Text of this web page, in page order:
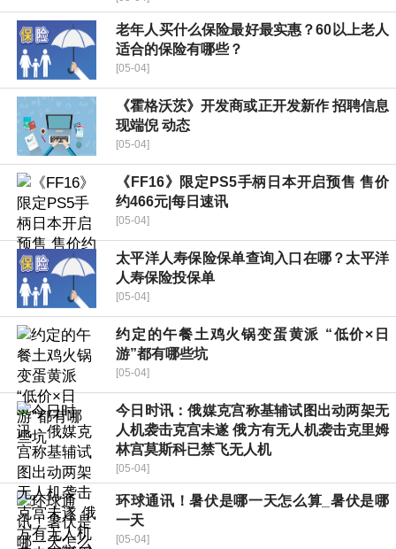
老年人买什么保险最好最实惠？60以上老人
适合的保险有哪些？
[05-04]
《霍格沃茨》开发商或正开发新作 招聘信息
现端倪 动态
[05-04]
《FF16》限定PS5手柄日本开启预售 售价
约466元|每日速讯
[05-04]
太平洋人寿保险保单查询入口在哪？太平洋
人寿保险投保单
[05-04]
约定的午餐土鸡火锅变蛋黄派 “低价×日
游”都有哪些坑
[05-04]
今日时讯：俄媒克宫称基辅试图出动两架无
人机袭击克宫未遂 俄方有无人机袭击克里姆
林宫莫斯科已禁飞无人机
[05-04]
环球通讯！暑伏是哪一天怎么算_暑伏是哪
一天
[05-04]